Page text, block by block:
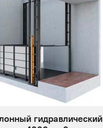
гидравлический